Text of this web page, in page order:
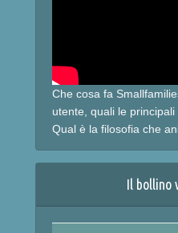
Che cosa fa
utente, quali le
Qual è la filosofia che
Il bollino